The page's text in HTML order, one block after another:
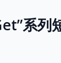
系列